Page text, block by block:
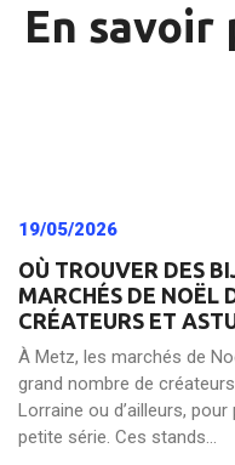
En savoir
19/05/2026
OÙ TROUVER DES
MARCHÉS DE NOËL
CRÉATEURS ET
À Metz, les marchés de
grand nombre de
Lorraine ou d’ailleurs,
petite série. Ces stands...